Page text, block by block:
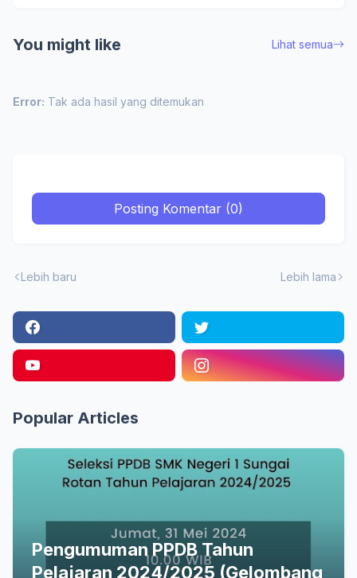
You might like Lihat semua
Error: Tak ada hasil yang ditemukan
Posting Komentar (0)
Lebih baru Lebih lama
Popular Articles
Pengumuman PPDB Tahun
Pelajaran 2024/2025 (Gelombang